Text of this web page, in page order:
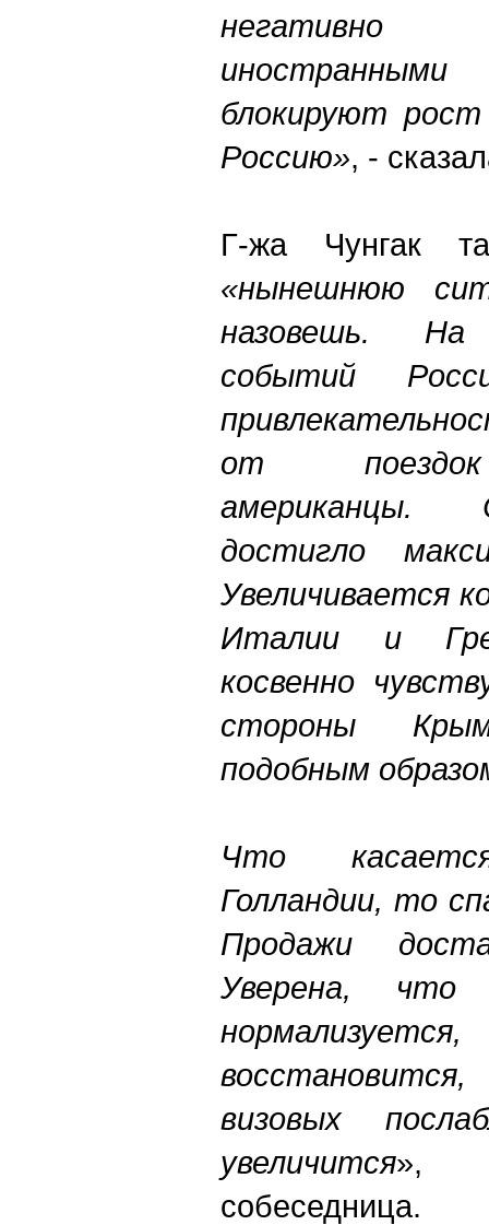
негативно
блокируют
Россию», -
Г-жа Чунгак
«нынешнюю
назовешь. На
событий
от поездок
американцы.
достигло
Увеличивается
Италии и
косвенно
стороны
подобным
Что
Голландии, то
Продажи
Уверена, что
визовых
увеличится»,
собеседница.